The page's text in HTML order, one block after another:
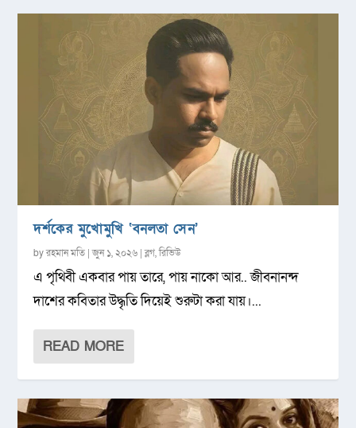
দর্শকের মুখোমুখি ‘বনলতা সেন’
byরহমান মতি |জুন ১, ২০২৬ |ব্লগ,রিভিউ
এ পৃথিবী একবার পায় তারে, পায় নাকো আর.. জীবনানন্দ
দাশের কবিতার উদ্ধৃতি দিয়েই শুরুটা করা যায়।...
READ MORE